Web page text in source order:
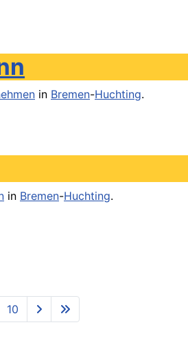
in Bremen-Huchting.
in Bremen-Huchting.
10